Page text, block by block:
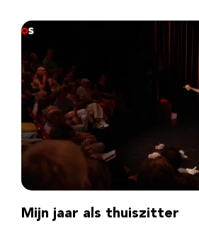
Mijn jaar als thuiszitter